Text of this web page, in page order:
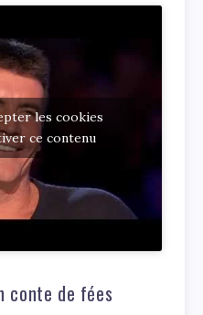
les cookies
ce contenu
conte de fées